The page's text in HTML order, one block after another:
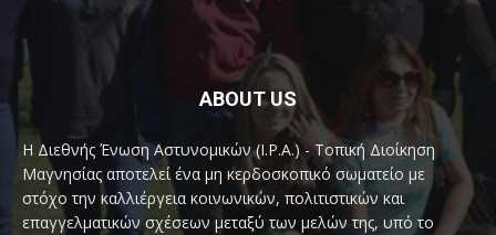
ABOUT US
Η Διεθνής Ένωση Αστυνομικών (I.P.A.) - Τοπική Διοίκηση
Μαγνησίας αποτελεί ένα μη κερδοσκοπικό σωματείο με
στόχο την καλλιέργεια κοινωνικών, πολιτιστικών και
επαγγελματικών σχέσεων μεταξύ των μελών της, υπό το